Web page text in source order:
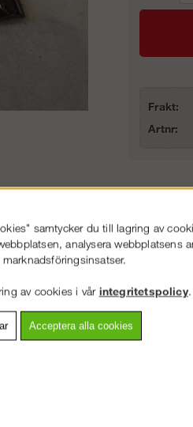
vägen
Frakt:
Artnr:
info
samtycker du till lagring av
analysera webbplatsens
av cookies i vår integritetspolicy.
Acceptera alla cookies
STÄLLNING.SE
ELLER FÖRETAG NEDAN.